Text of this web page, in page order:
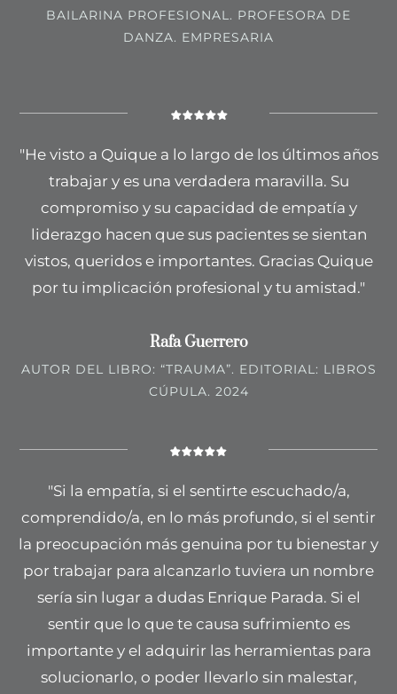
BAILARINA PROFESIONAL. PROFESORA DE
DANZA. EMPRESARIA
"He visto a Quique a lo largo de los últimos años
trabajar y es una verdadera maravilla. Su
compromiso y su capacidad de empatía y
liderazgo hacen que sus pacientes se sientan
vistos, queridos e importantes. Gracias Quique
por tu implicación profesional y tu amistad."
Rafa Guerrero
AUTOR DEL LIBRO: “TRAUMA”. EDITORIAL: LIBROS
CÚPULA. 2024
"Si la empatía, si el sentirte escuchado/a,
comprendido/a, en lo más profundo, si el sentir
la preocupación más genuina por tu bienestar y
por trabajar para alcanzarlo tuviera un nombre
sería sin lugar a dudas Enrique Parada. Si el
sentir que lo que te causa sufrimiento es
importante y el adquirir las herramientas para
solucionarlo, o poder llevarlo sin malestar,